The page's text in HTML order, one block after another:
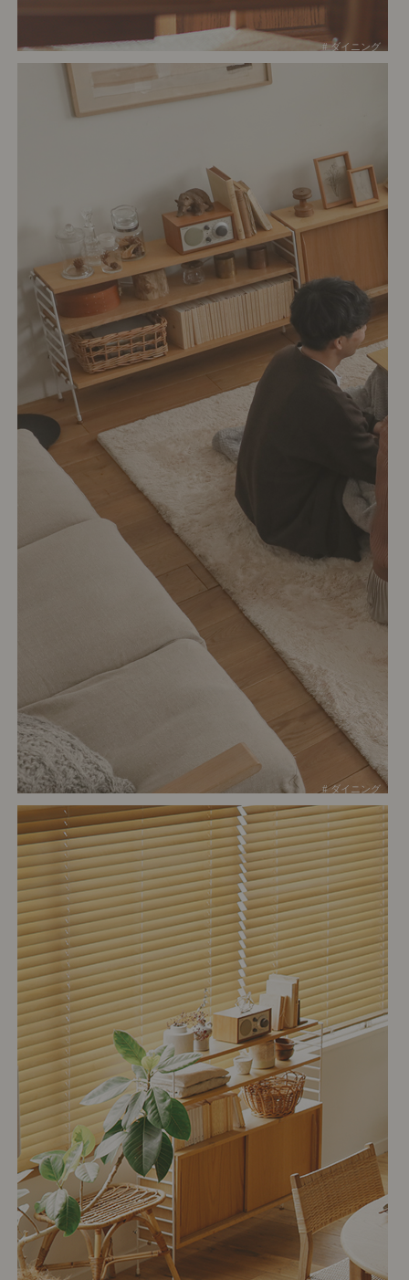
# ダイニング
# ダイニング